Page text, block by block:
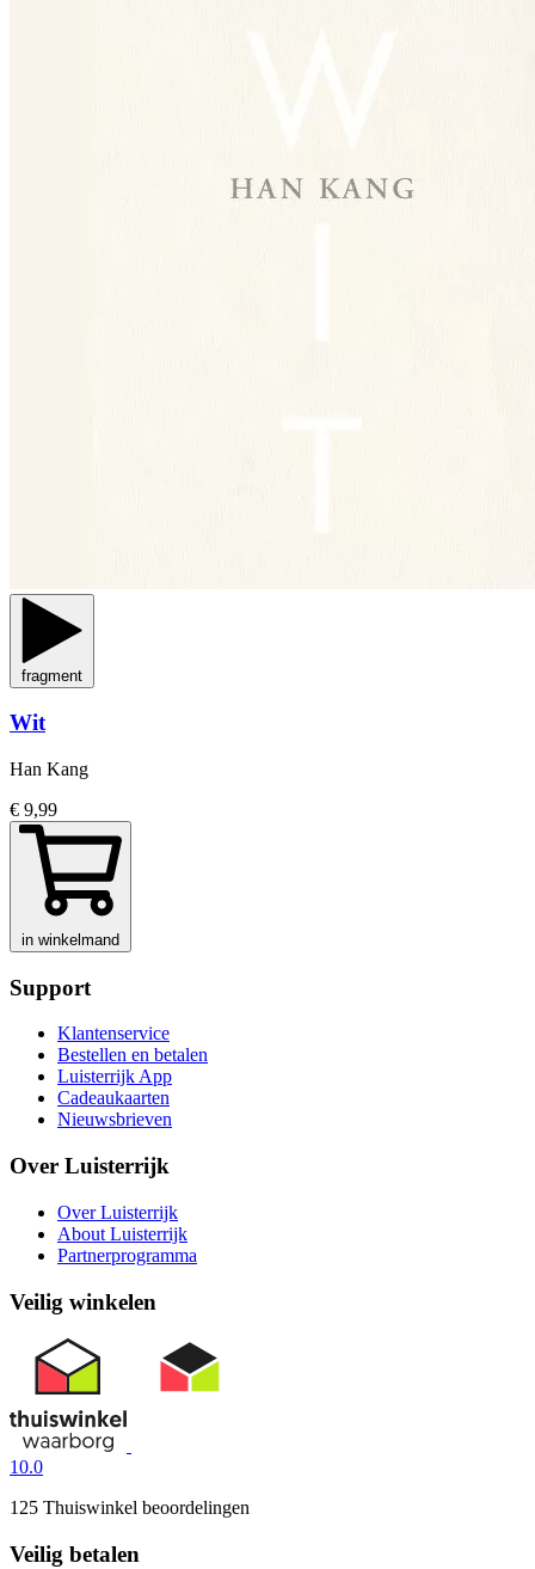
fragment
Wit
Han Kang
€ 9,99
in winkelmand
Support
Klantenservice
Bestellen en betalen
Luisterrijk App
Cadeaukaarten
Nieuwsbrieven
Over Luisterrijk
Over Luisterrijk
About Luisterrijk
Partnerprogramma
Veilig winkelen
10.0
125 Thuiswinkel beoordelingen
Veilig betalen